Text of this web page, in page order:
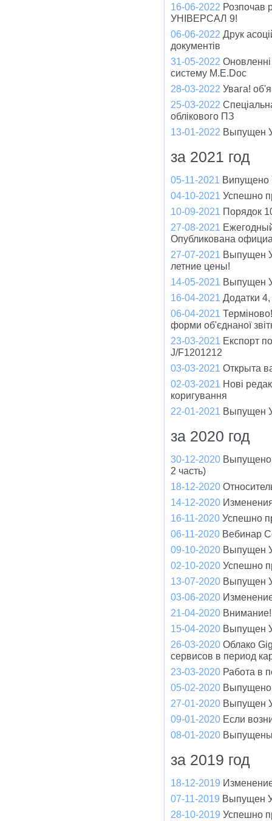
16-06-2022 Розпочав
УНІВЕРСАЛ 9!
06-06-2022 Друк
документів
31-05-2022
систему M.E.Doc
28-03-2022 Увага!
25-03-2022
облікового ПЗ
13-01-2022 Выпущен
за 2021 год
05-11-2021 Випущено
04-10-2021 Успешно
10-09-2021 Порядок
27-08-2021
Опубликована
27-07-2021 Выпущен
летние цены!
14-05-2021 Выпущен
16-04-2021 Додатки
06-04-2021
форми об'єднаної
23-03-2021 Експорт
J/F1201212
03-03-2021 Открыта
02-03-2021 Нові
коригування
22-01-2021 Выпущен
за 2020 год
30-12-2020 Выпущено
2 часть)
18-12-2020
14-12-2020
16-11-2020 Успешно
06-11-2020 Вебинар
09-10-2020 Выпущен
02-10-2020 Успешно
13-07-2020 Выпущен
03-06-2020
21-04-2020 Внимание!
15-04-2020 Выпущен
26-03-2020 Облако
сервисов в период
23-03-2020 Работа в
05-02-2020 Выпущено
27-01-2020 Выпущен
09-01-2020 Если
08-01-2020
за 2019 год
18-12-2019
07-11-2019 Выпущен
28-10-2019 Успешно